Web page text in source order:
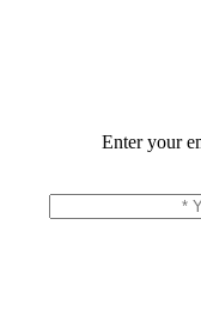
Enter your